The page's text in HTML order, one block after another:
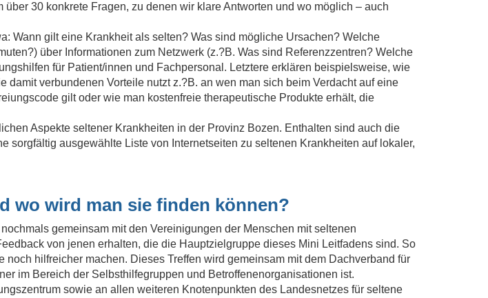
30 konkrete Fragen, zu denen wir klare Antworten und wo möglich – auch
Wann gilt eine Krankheit als selten? Was sind mögliche Ursachen? Welche
über Informationen zum Netzwerk (z.?B. Was sind Referenzzentren? Welche
für Patient/innen und Fachpersonal. Letztere erklären beispielsweise, wie
verbundenen Vorteile nutzt z.?B. an wen man sich beim Verdacht auf eine
gilt oder wie man kostenfreie therapeutische Produkte erhält, die
Aspekte seltener Krankheiten in der Provinz Bozen. Enthalten sind auch die
sorgfältig ausgewählte Liste von Internetseiten zu seltenen Krankheiten auf lokaler,
wo wird man sie finden können?
gemeinsam mit den Vereinigungen der Menschen mit seltenen
von jenen erhalten, die die Hauptzielgruppe dieses Mini Leitfadens sind. So
hilfreicher machen. Dieses Treffen wird gemeinsam mit dem Dachverband für
im Bereich der Selbsthilfegruppen und Betroffenenorganisationen ist.
sowie an allen weiteren Knotenpunkten des Landesnetzes für seltene